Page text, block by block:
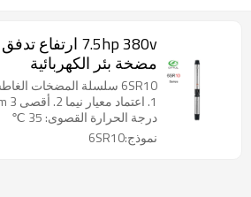
مضخة بئر الكهربائية
6SR10 سلسلة المضخات الغاطسة للبئر
درجة الحرارة القصوى: 35 ℃
نموذج:6SR10